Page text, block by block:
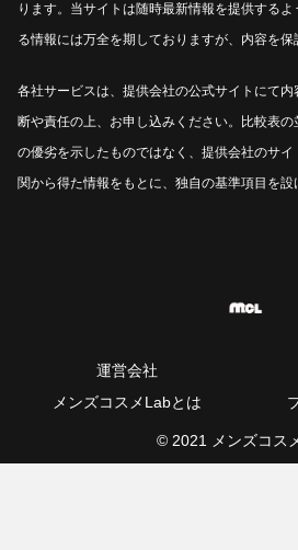
ります。当サイトは随時最新情報を提供する
る情報には万全を期しておりますが、内容を保
各社サービスは、提供会社の公式サイトにて
断や責任の上、お申し込みください。比較表
の優劣を示したものではなく、提供会社のサ
関から得た情報をもとに、独自の基準項目を設
運営会社
メンズコスメLabとは
© 2021 メンズコス